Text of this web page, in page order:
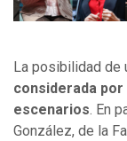
La posibilidad de
considerada
escenarios. En
González, de la